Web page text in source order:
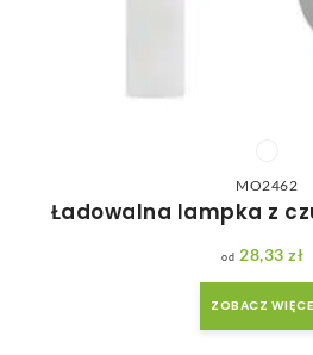
MO2462
Ładowalna lampka z
28,33zł
ZOBACZ